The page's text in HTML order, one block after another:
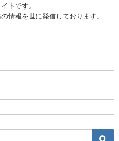
トです。
情報を世に発信しております。